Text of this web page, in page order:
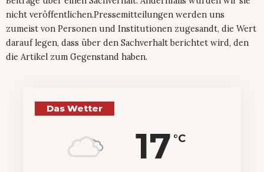
nicht veröffentlichen.Pressemitteilungen werden uns
zumeist von Personen und Institutionen zugesandt, die Wert
darauf legen, dass über den Sachverhalt berichtet wird, den
die Artikel zum Gegenstand haben.
Das Wetter
17 °C